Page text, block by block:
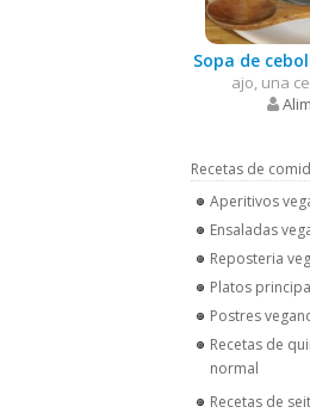
Sopa de
ajo, una
Recetas de
Aperitivos
Ensaladas
Reposteria
Platos
Postres
Recetas de
normal
Recetas de